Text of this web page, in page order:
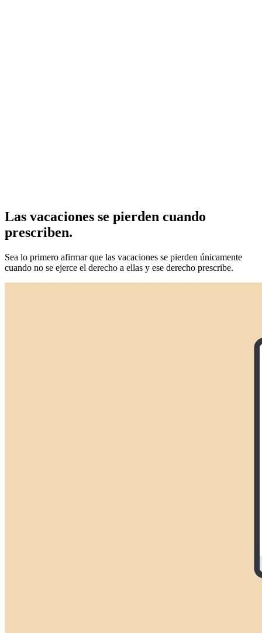
Las vacaciones se pierden cuando
prescriben.
Sea lo primero afirmar que las vacaciones se pierden únicamente
cuando no se ejerce el derecho a ellas y ese derecho prescribe.